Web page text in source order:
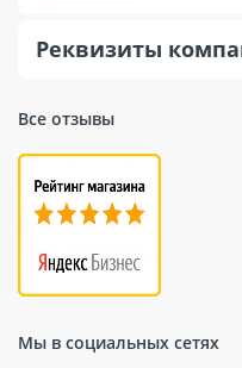
Все отзывы
Мы в социальных сетях
Реквизиты